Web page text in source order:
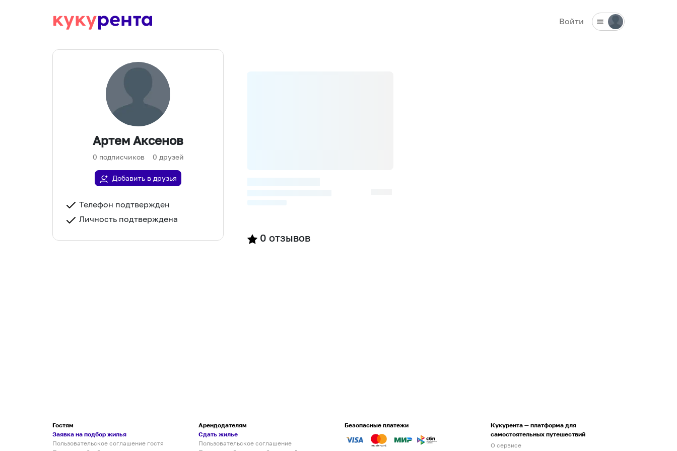
Войти
Артем Аксенов
0 подписчиков 0 друзей
Добавить в друзья
Телефон подтвержден
Личность подтверждена
0 отзывов
Гостям
Заявка на подбор жилья
Пользовательское соглашение гостя
Арендодателям
Сдать жилье
Пользовательское соглашение
Безопасные платежи
Кукурента — платформа для
самостоятельных путешествий
О сервисе